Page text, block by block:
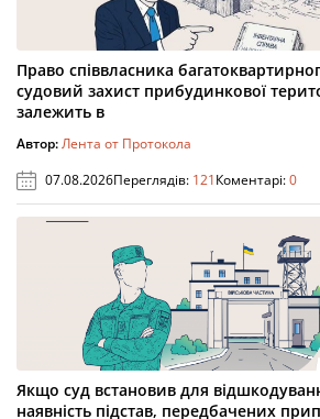
Право співвласника
судовий захист прибудинкової
залежить в
Автор:Лента от Протокола
07.08.2026Переглядів: 121Коментарі:0
Якщо суд встановив для
наявність підстав, передбачених